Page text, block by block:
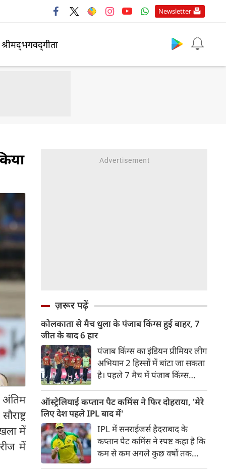
Newsletter
श्रीमद्‍भगवद्‍गीता
अंतिम
में
में
ज़रूर पढ़ें
कोलकाता से मैच धुला के पंजाब किंग्स हुई बाहर, 7
जीत के बाद 6 हार
पंजाब किंग्स का इंडियन प्रीमियर लीग
अभियान 2 हिस्सों में बांटा जा सकता
है। पहले 7 मैच में पंजाब किंग्स
उसे हार का सामना करना पड़ा इसके
बाद अंतिम मैच वह जरूर जीती
लेकिन तब तक उसकी किस्मत
लखनऊ के हाथ लिखी गई थी।
ऑस्ट्रेलियाई कप्तान पैट कमिंस ने फिर दोहराया, 'मेरे
लिए देश पहले IPL बाद में'
IPL में सनराईजर्स हैदराबाद के
कप्तान पैट कमिंस ने स्पष्ट कहा है कि
कम से कम अगले कुछ वर्षों तक